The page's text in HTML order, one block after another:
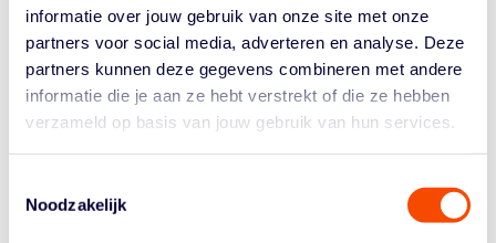
informatie over jouw gebruik van onze site met onze
partners voor social media, adverteren en analyse. Deze
partners kunnen deze gegevens combineren met andere
informatie die je aan ze hebt verstrekt of die ze hebben
verzameld op basis van jouw gebruik van hun services.
Noodzakelijk
Shivek ook Hakim Salem (hoofdcoach OLA vrouwen),
Nenad Trunic (FIBA lecturer), Paul Lammers (strenth &
conditioning coach NOC*NSF) en Mara Goedegebuure
(sport- en prestatiepsycholoog)
Geïnteresseerde coaches die hun kennis willen
verdiepen en zich willen ontwikkelen, kunnen zich
coaches op deze website.